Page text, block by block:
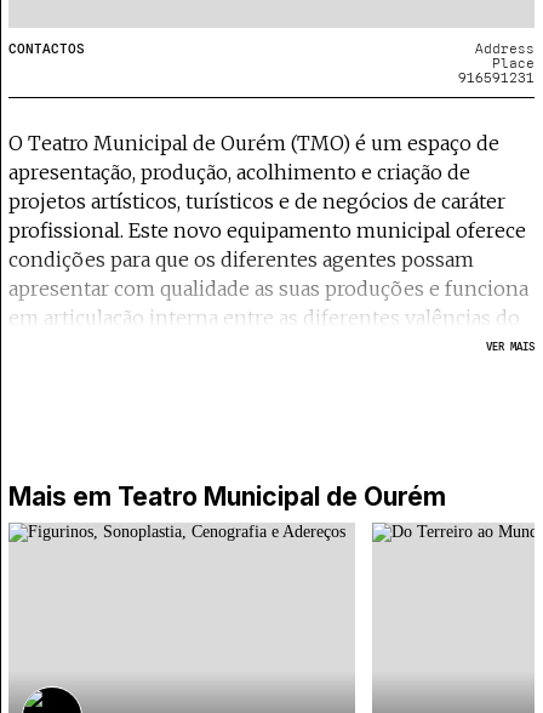
CONTACTOS
Address
Place
916591231
O Teatro Municipal de Ourém (TMO) é um espaço de
apresentação, produção, acolhimento e criação de
projetos artísticos, turísticos e de negócios de caráter
profissional. Este novo equipamento municipal oferece
condições para que os diferentes agentes possam
apresentar com qualidade as suas produções e funciona
em articulação interna entre as diferentes valências do
espaço e, externamente, em articulação com os demais
Auditório de 441 lugares, uma sala de trabalho adequada
para a realização de ensaios, aulas e ações de formação
ou cowork e um Bar/Cafetaria.
VER MAIS
Mais em Teatro Municipal de Ourém